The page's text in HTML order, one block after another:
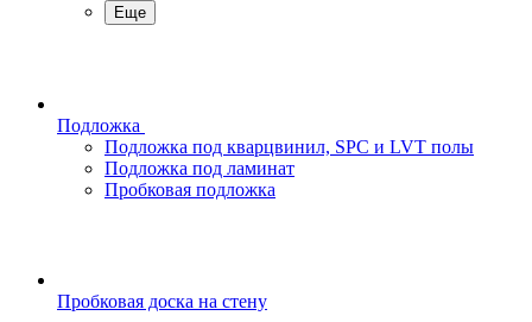
Еще
Подложка
Подложка под кварцвинил, SPC и LVT полы
Подложка под ламинат
Пробковая подложка
Пробковая доска на стену